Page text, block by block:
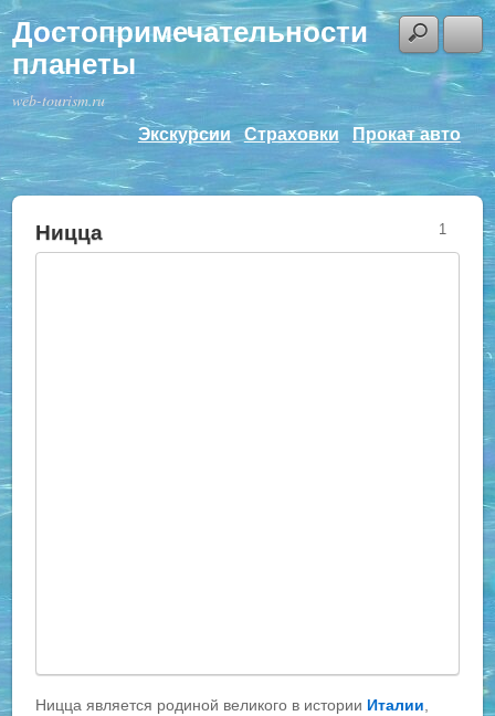
Достопримечательности
планеты
web-tourism.ru
Экскурсии Страховки Прокат авто
Ницца
Ницца является родиной великого в истории Италии
1